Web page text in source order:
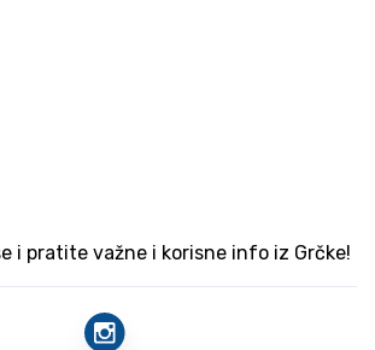
i pratite važne i korisne info iz Grčke!